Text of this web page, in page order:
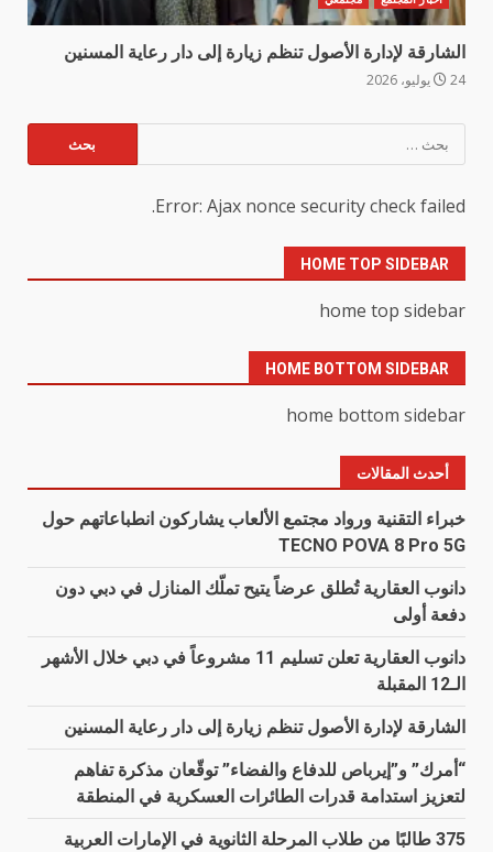
الشارقة لإدارة الأصول تنظم زيارة إلى دار رعاية المسنين
24 يوليو، 2026
عن:
Error: Ajax nonce security check failed.
HOME TOP SIDEBAR
home top sidebar
HOME BOTTOM SIDEBAR
home bottom sidebar
أحدث المقالات
خبراء التقنية ورواد مجتمع الألعاب يشاركون انطباعاتهم حول
TECNO POVA 8 Pro 5G
دانوب العقارية تُطلق عرضاً يتيح تملّك المنازل في دبي دون
دفعة أولى
دانوب العقارية تعلن تسليم 11 مشروعاً في دبي خلال الأشهر
الـ12 المقبلة
الشارقة لإدارة الأصول تنظم زيارة إلى دار رعاية المسنين
“أمرك” و”إيرباص للدفاع والفضاء” توقّعان مذكرة تفاهم
لتعزيز استدامة قدرات الطائرات العسكرية في المنطقة
375 طالبًا من طلاب المرحلة الثانوية في الإمارات العربية